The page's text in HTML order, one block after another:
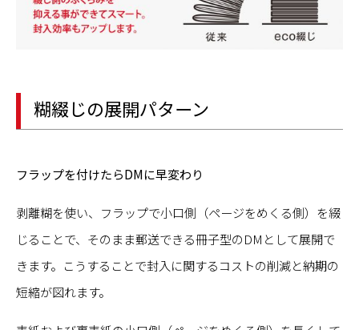
糊綴じの展開パターン
フラップを付けたらDMに早変わり
剥離糊を使い、フラップで小口側（ページをめくる側）を綴
じることで、そのまま郵送できる冊子型のDMとして展開で
きます。こうすることで封入に関するコストの削減と納期の
短縮が図れます。